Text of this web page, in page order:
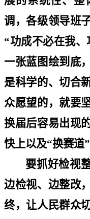
调，各级领导班
“功成不必在我
一张蓝图绘到底
是科学的、切合
众愿望的，就要
换届后容易出现
快上以及“换赛道”
要抓好检视
边检视、边整改
终，让人民群众